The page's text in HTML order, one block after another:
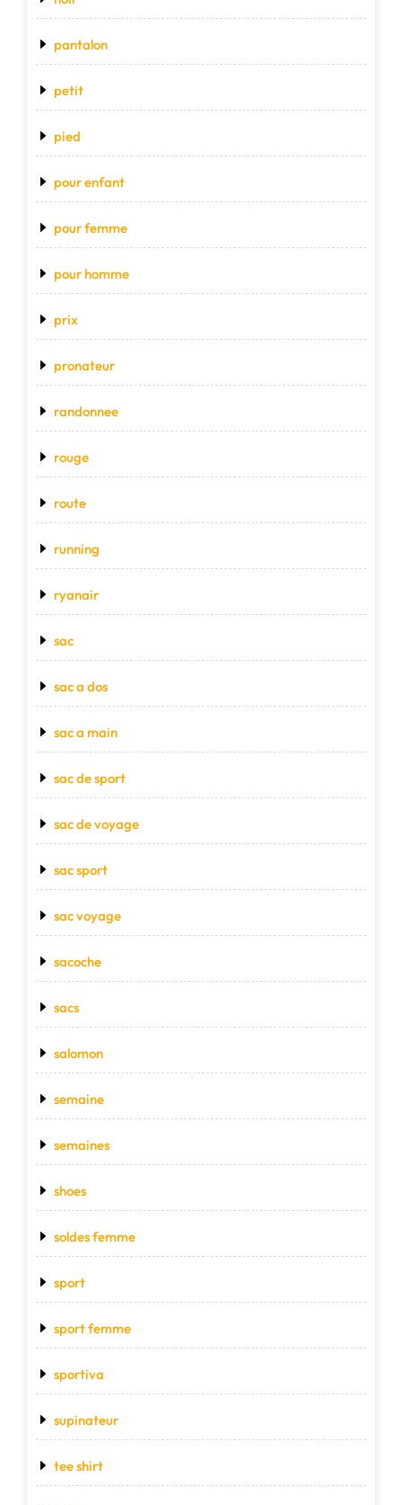
pantalon
petit
pied
pour enfant
pour femme
pour homme
prix
pronateur
randonnee
rouge
route
running
ryanair
sac
sac a dos
sac a main
sac de sport
sac de voyage
sac sport
sac voyage
sacoche
sacs
salomon
semaine
semaines
shoes
soldes femme
sport
sport femme
sportiva
supinateur
tee shirt